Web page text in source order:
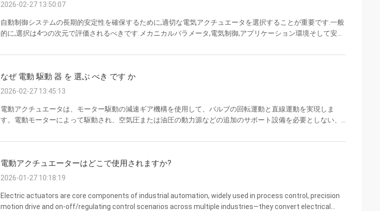
2026-02-27 13:50:07
自動制御システムの長期的安定性を確保するために,適切な電気アクチュエータを選択することが重要です.一般
的に,選択は4つの次元で評価されるべきです.メカニカルパラメータ,電気制御,アプリケーション環境そして安全
0°から90°である.ボールバルブ,バタフライバル,ダムパーに適している. 線形:線形推力を出力する.プッシュ/プル
を必要とするゲートバルブまたは球閥に適しています. ...
なぜ 電動 駆動 器 を 選ぶ べき です か
2026-02-27 13:45:13
電動アクチュエータは、モーター駆動の減速ギア機構を使用して、バルブの回転運動と直線運動を実現しま
す。電動モーターによって駆動され、空気圧または油圧の動力源などの追加のサポート設備を必要としない、
性と耐用年数が向上します。電子制御モジュールを搭載した電動アクチュエータは、正確で迅速かつ複雑なバ
久性 電動アクチュエータは、シンプルな構造により、優れた信頼性と耐久性を備えています。非接触モーショ
ンデバイス...
電動アクチュエーターはどこで使用されますか?
2026-01-27 10:18:19
Electric actuators are core components of industrial automation, widely used in process control, precision
motion drive and on-off/regulating control scenarios across multiple industries—they convert electrical